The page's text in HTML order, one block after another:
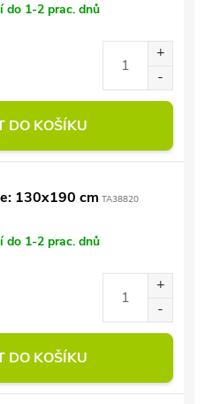
do 1-2 prac. dnů
DO KOŠÍKU
130x190 cm TA38820
do 1-2 prac. dnů
DO KOŠÍKU